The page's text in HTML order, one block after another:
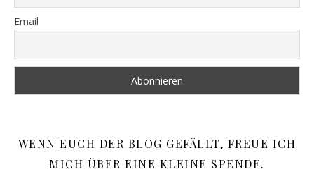
Email
WENN EUCH DER BLOG GEFÄLLT, FREUE ICH
MICH ÜBER EINE KLEINE SPENDE.